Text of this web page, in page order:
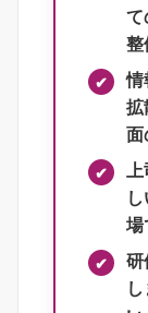
て
整
情
拡
面
場
研